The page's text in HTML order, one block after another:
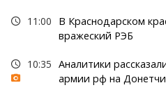
11:00
В Краснодарском
вражеский РЭБ
10:35 Аналитики
армии рф на